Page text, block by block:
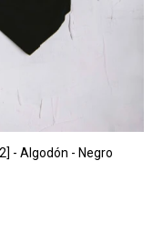
- Algodón - Negro